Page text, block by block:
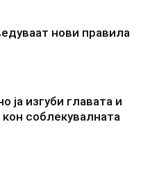
нови правила
ја изгуби главата и
соблекувалната